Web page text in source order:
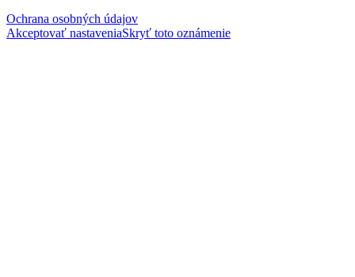
Ochrana osobných údajov
Akceptovať nastaveniaSkryť toto oznámenie